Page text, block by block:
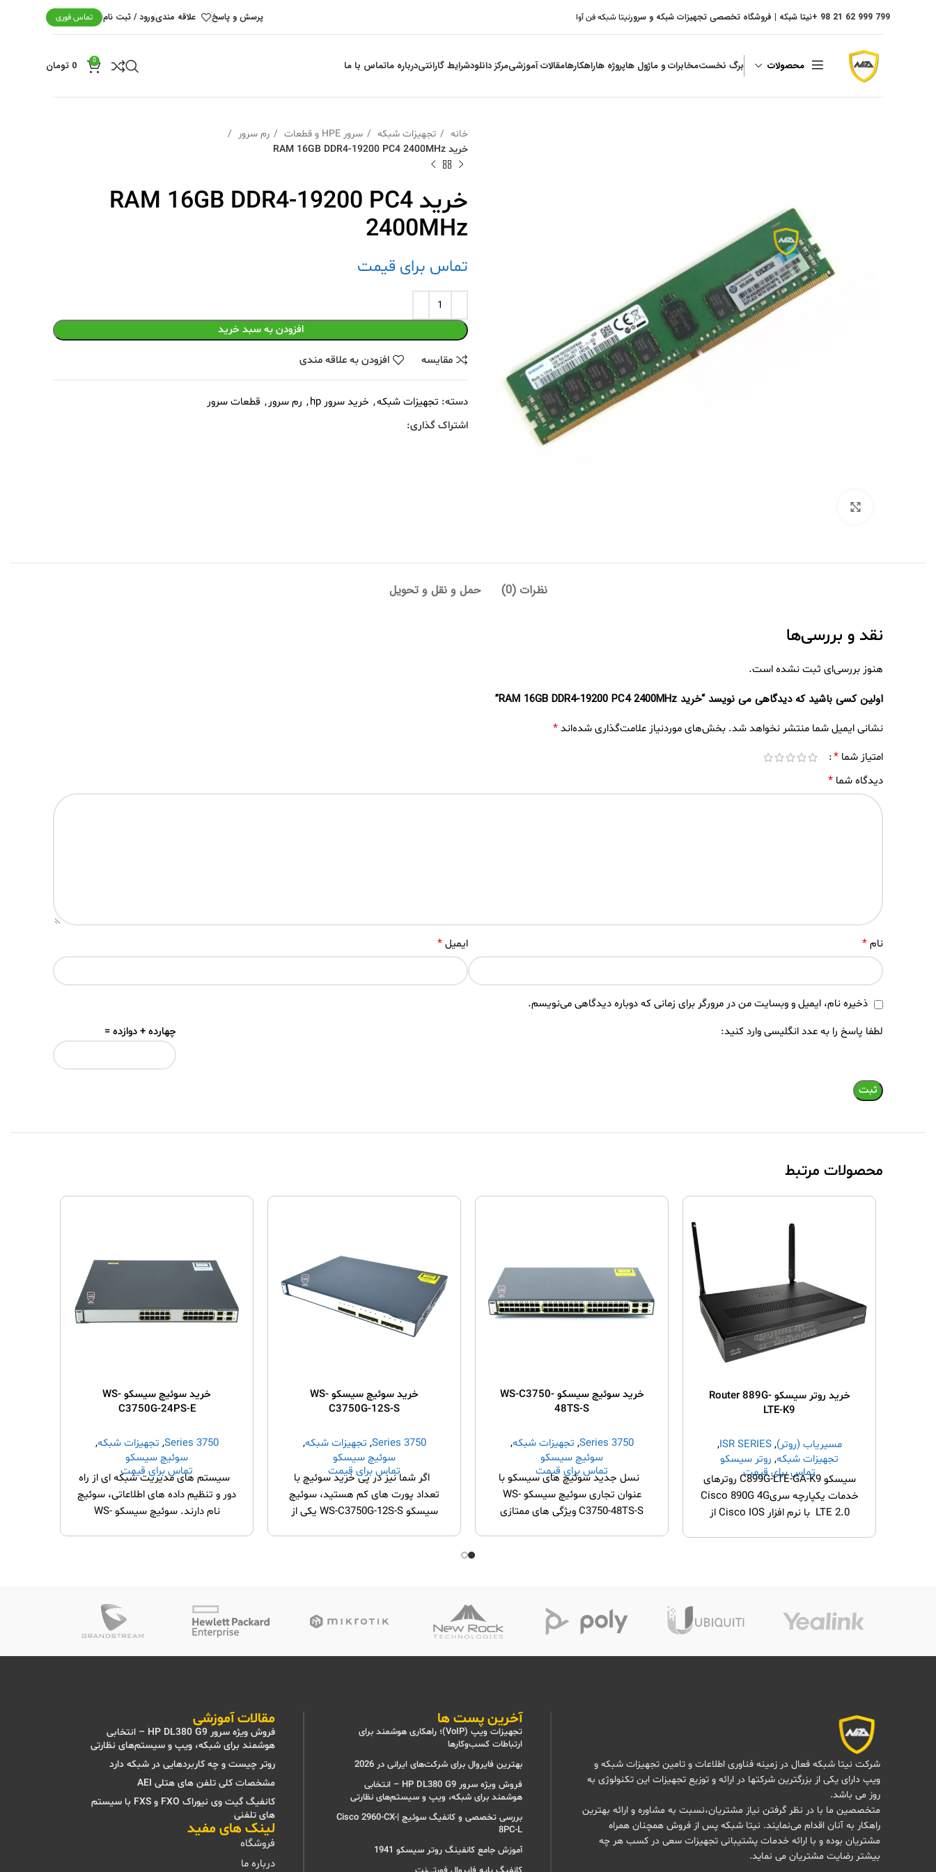
799 999 62 21 98 + نیتا شبکه | فروشگاه تخصصی تجهیزات شبکه و سرورنیتا شبکه فن آوا پرسش و پاسخ علاقه مندیورود / ثبت نام تماس فوری
محصولات برگ نخستمخابرات و ماژول هاپروژه هاراهکارهامقالات آموزشیمرکز دانلودشرایط گارانتیدرباره ماتماس با ما 0
0 تومان
خانه تجهیزات شبکه سرور HPE و قطعات
رم سرور
خرید RAM 16GB DDR4-19200 PC4 2400MHz
خرید RAM 16GB DDR4-19200 PC4
2400MHz
تماس برای قیمت
افزودن به سبد خرید
مقايسه افزودن به علاقه مندی
دسته: تجهیزات شبکه, خرید سرور hp , رم سرور, قطعات سرور
اشتراک گذاری:
نظرات (0) حمل و نقل و تحویل
نقد و بررسی‌ها
هنوز بررسی‌ای ثبت نشده است.
اولین کسی باشید که دیدگاهی می نویسد “خرید RAM 16GB DDR4-19200 PC4 2400MHz”
نشانی ایمیل شما منتشر نخواهد شد. بخش‌های موردنیاز علامت‌گذاری شده‌اند*
امتیاز شما *
دیدگاه شما *
نام* ایمیل*
ذخیره نام، ایمیل و وبسایت من در مرورگر برای زمانی که دوباره دیدگاهی می‌نویسم.
لطفا پاسخ را به عدد انگلیسی وارد کنید:
چهارده + دوازده =
محصولات مرتبط
خرید روتر سیسکو Router 889G-
LTE-K9
مسیریاب (روتر),
ISR SERIES
,
تجهیزات شبکه, روتر سیسکو
تماس برای قیمت سیسکو C899G-LTE-GA-K9 روترهای
خدمات یکپارچه سریCisco 890G 4G
LTE 2.0 با نرم افزار Cisco IOS از
خرید سوئیچ سیسکو WS-C3750-
48TS-S
3750 Series
, تجهیزات شبکه,
سوئیچ سیسکو
تماس برای قیمت
نسل جدید سوئیچ های سیسکو با
عنوان تجاری سوئیچ سیسکو WS-
C3750-48TS-S ویژگی های ممتازی
خرید سوئیچ سیسکو WS-
C3750G-12S-S
3750 Series
, تجهیزات شبکه,
سوئیچ سیسکو
تماس برای قیمت
اگر شما نیز در پی خرید سوئیچ با
تعداد پورت های کم هستید، سوئیچ
سیسکو WS-C3750G-12S-S یکی از
خرید سوئیچ سیسکو WS-
C3750G-24PS-E
3750 Series
, تجهیزات شبکه,
سوئیچ سیسکو
تماس برای قیمت
سیستم های مدیریت شبکه ای از راه
دور و تنظیم داده های اطلاعاتی، سوئیچ
نام دارند. سوئیچ سیسکو WS-
شرکت نیتا شبکه فعال در زمینه فناوری اطلاعات و تامین تجهیزات شبکه و
ویپ دارای یکی از بزرگترین شرکتها در ارائه و توزیع تجهیزات این تکنولوژی به
روز می باشد.
متخصصین ما با در نظر گرفتن نیاز مشتریان،نسبت به مشاوره و ارائه بهترین
راهکار به آنان اقدام می‌نمایند. نیتا شبکه پس از فروش همچنان همراه
مشتریان بوده و با ارائه خدمات پشتیبانی تجهیزات سعی در کسب هر چه
بیشتر رضایت مشتریان می نماید.
آخرین پست ها
تجهیزات ویپ (VoIP)؛ راهکاری هوشمند برای
ارتباطات کسب‌وکارها
بهترین فایروال برای شرکت‌های ایرانی در 2026
فروش ویژه سرور HP DL380 G9 – انتخابی
هوشمند برای شبکه، ویپ و سیستم‌های نظارتی
بررسی تخصصی و کانفیگ سوئیچ |Cisco 2960-CX-
8PC-L
آموزش جامع کانفینگ روتر سیسکو 1941
مقالات آموزشی
فروش ویژه سرور HP DL380 G9 – انتخابی
هوشمند برای شبکه، ویپ و سیستم‌های نظارتی
روتر چیست و چه کاربردهایی در شبکه دارد
مشخصات کلی تلفن های هتلی AEI
کانفیگ گیت وی نیوراک FXO و FXS با سیستم
های تلفنی
لینک های مفید
فروشگاه
درباره ما